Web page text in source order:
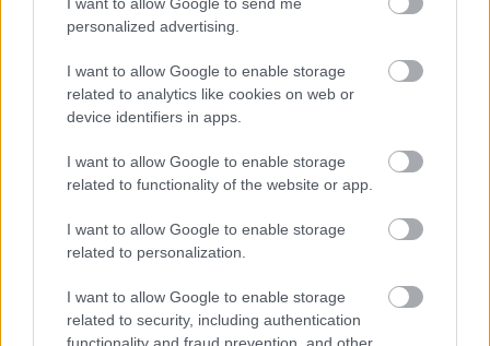
personalized advertising.
I want to allow Google to enable storage
related to analytics like cookies on web or
device identifiers in apps.
I want to allow Google to enable storage
related to functionality of the website or app.
I want to allow Google to enable storage
related to personalization.
I want to allow Google to enable storage
related to security, including authentication
functionality and fraud prevention, and other
VAGY